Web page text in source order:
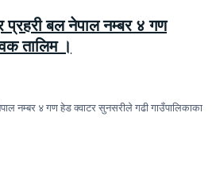
प्रहरी बल नेपाल नम्बर ४ गण
तालिम ।
नम्बर ४ गण हेड क्वाटर सुनसरीले गढी गाउँपालिकाका